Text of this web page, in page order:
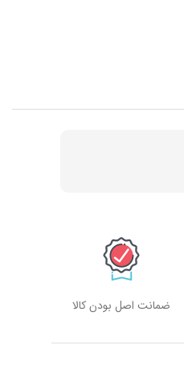
ضمانت اصل بودن کالا